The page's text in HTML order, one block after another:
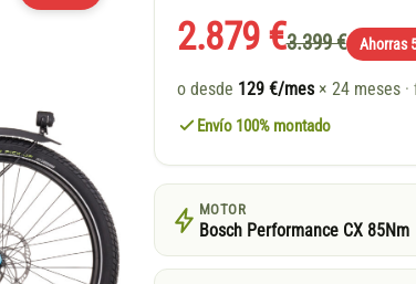
2.879 €3.399 € Ahorras
o desde 129 €/mes × 24 meses
Envío 100% montado
MOTOR
Bosch Performance CX 85Nm